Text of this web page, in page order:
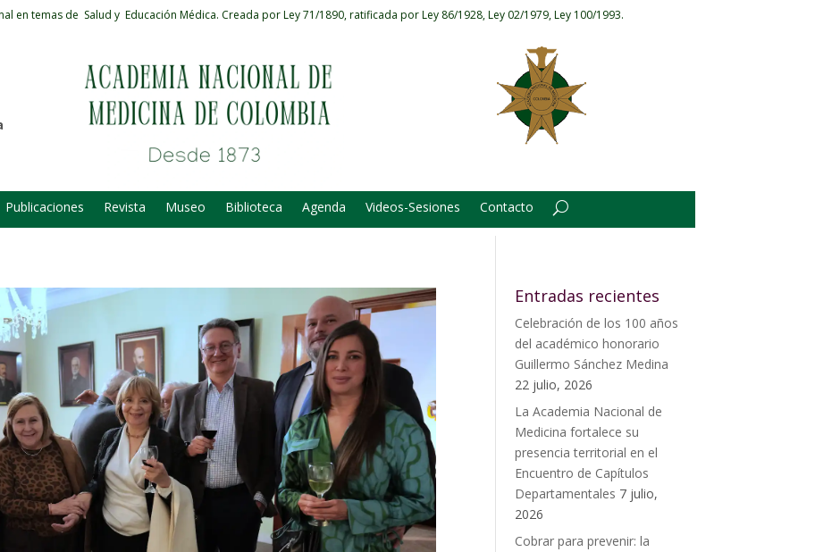
en temas de Salud y Educación Médica. Creada por Ley 71/1890, ratificada por Ley 86/1928, Ley 02/1979, Ley 100/1993.
Publicaciones Revista Museo Biblioteca Agenda Videos-Sesiones Contacto
Entradas recientes
Celebración de los 100 años
del académico honorario
Guillermo Sánchez Medina
22 julio, 2026
La Academia Nacional de
Medicina fortalece su
presencia territorial en el
Encuentro de Capítulos
Departamentales 7 julio,
2026
Cobrar para prevenir: la